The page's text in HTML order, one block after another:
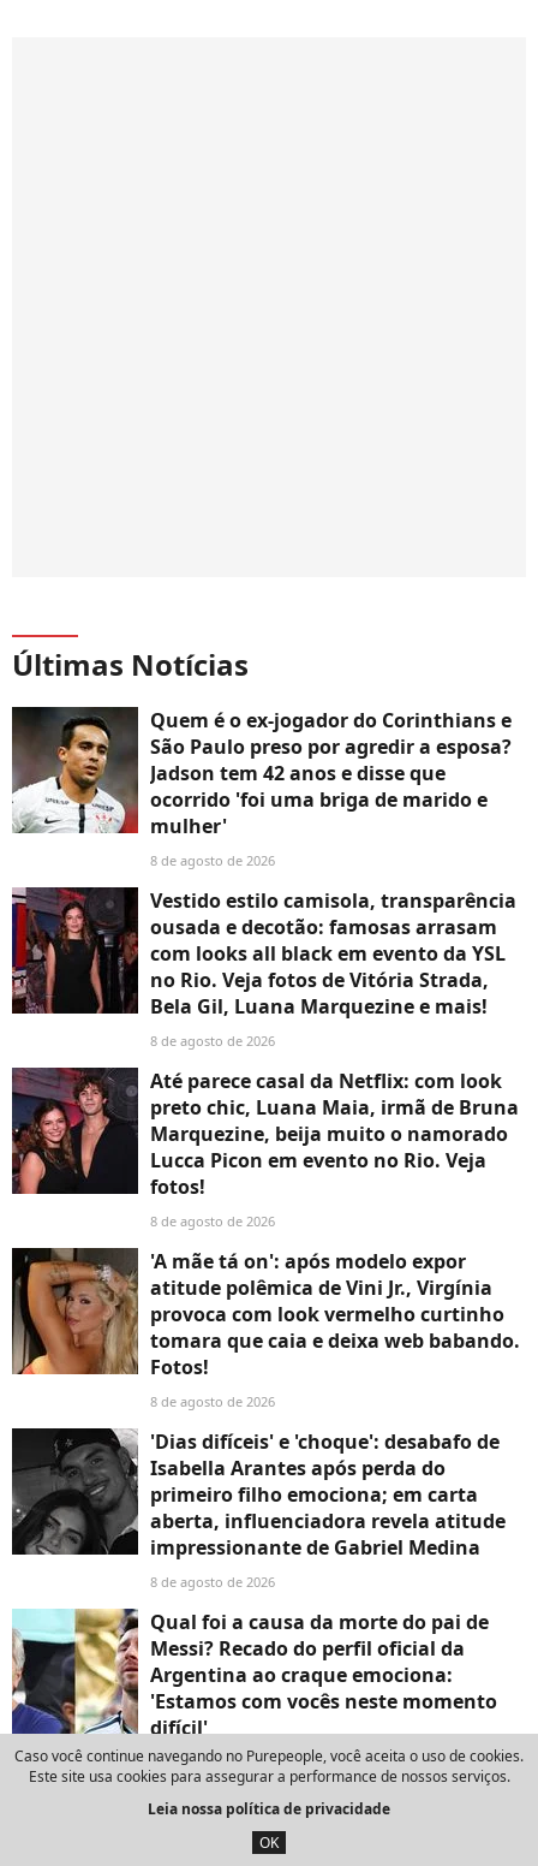
Últimas Notícias
Quem é o ex-jogador do Corinthians e
São Paulo preso por agredir a esposa?
Jadson tem 42 anos e disse que
ocorrido 'foi uma briga de marido e
mulher'
8 de agosto de 2026
Vestido estilo camisola, transparência
ousada e decotão: famosas arrasam
com looks all black em evento da YSL
no Rio. Veja fotos de Vitória Strada,
Bela Gil, Luana Marquezine e mais!
8 de agosto de 2026
Até parece casal da Netflix: com look
preto chic, Luana Maia, irmã de Bruna
Marquezine, beija muito o namorado
Lucca Picon em evento no Rio. Veja
fotos!
8 de agosto de 2026
'A mãe tá on': após modelo expor
atitude polêmica de Vini Jr., Virgínia
provoca com look vermelho curtinho
tomara que caia e deixa web babando.
Fotos!
8 de agosto de 2026
'Dias difíceis' e 'choque': desabafo de
Isabella Arantes após perda do
primeiro filho emociona; em carta
aberta, influenciadora revela atitude
impressionante de Gabriel Medina
8 de agosto de 2026
Qual foi a causa da morte do pai de
Messi? Recado do perfil oficial da
Argentina ao craque emociona:
'Estamos com vocês neste momento
difícil'
8 de agosto de 2026
Atriz da Globo, sucesso em 'Mulheres
Apaixonadas' e 'A Favorita', é acusada
de dar calote de R$ 105 em taxista: 'Eu
Caso você continue navegando no Purepeople, você aceita o uso de cookies.
Este site usa cookies para assegurar a performance de nossos serviços.
Leia nossa política de privacidade
OK